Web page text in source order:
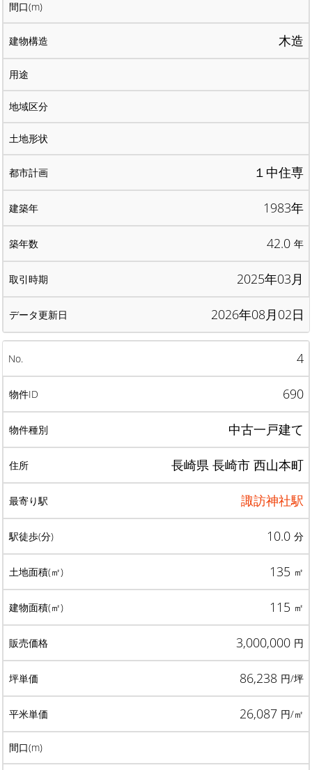
木造
１中住専
1983年
42.0 年
2025年03月
2026年08月02日
4
690
中古一戸建て
長崎県 長崎市 西山本町
諏訪神社駅
10.0 分
135 ㎡
115 ㎡
3,000,000 円
86,238 円/坪
26,087 円/㎡